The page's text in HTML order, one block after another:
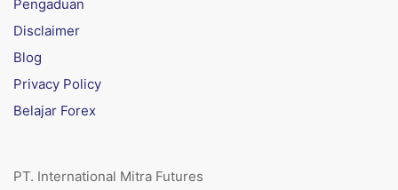
Pengaduan
Disclaimer
Blog
Privacy Policy
Belajar Forex
PT. International Mitra Futures